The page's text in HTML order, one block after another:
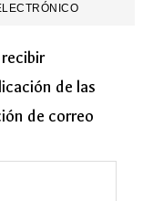
de las
de correo